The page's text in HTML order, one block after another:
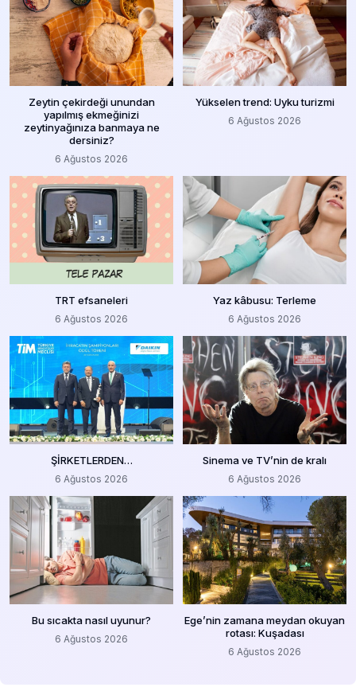
Zeytin çekirdeği unundan
yapılmış ekmeğinizi
zeytinyağınıza banmaya ne
dersiniz?
6 Ağustos 2026
Yükselen trend: Uyku turizmi
6 Ağustos 2026
TRT efsaneleri
6 Ağustos 2026
Yaz kâbusu: Terleme
6 Ağustos 2026
ŞİRKETLERDEN…
6 Ağustos 2026
Sinema ve TV’nin de kralı
6 Ağustos 2026
Bu sıcakta nasıl uyunur?
6 Ağustos 2026
Ege’nin zamana meydan okuyan
rotası: Kuşadası
6 Ağustos 2026